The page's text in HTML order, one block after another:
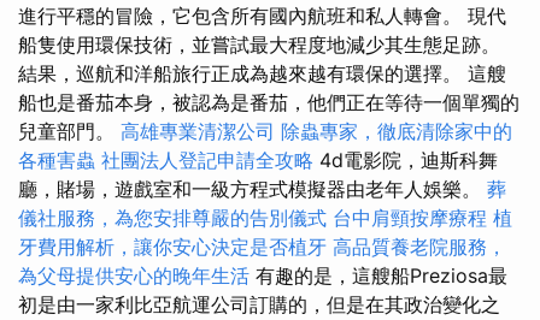
進行平穩的冒險，它包含所有國內航班和私人轉會。 現代
船隻使用環保技術，並嘗試最大程度地減少其生態足跡。
結果，巡航和洋船旅行正成為越來越有環保的選擇。 這艘
船也是番茄本身，被認為是番茄，他們正在等待一個單獨的
兒童部門。 高雄專業清潔公司 除蟲專家，徹底清除家中的
各種害蟲 社團法人登記申請全攻略 4d電影院，迪斯科舞
廳，賭場，遊戲室和一級方程式模擬器由老年人娛樂。 葬
儀社服務，為您安排尊嚴的告別儀式 台中肩頸按摩療程 植
牙費用解析，讓你安心決定是否植牙 高品質養老院服務，
為父母提供安心的晚年生活 有趣的是，這艘船Preziosa最
初是由一家利比亞航運公司訂購的，但是在其政治變化之